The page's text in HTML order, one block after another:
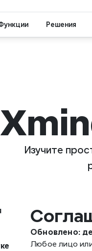
Изучите
Обновлено:
Любое лицо
Решения